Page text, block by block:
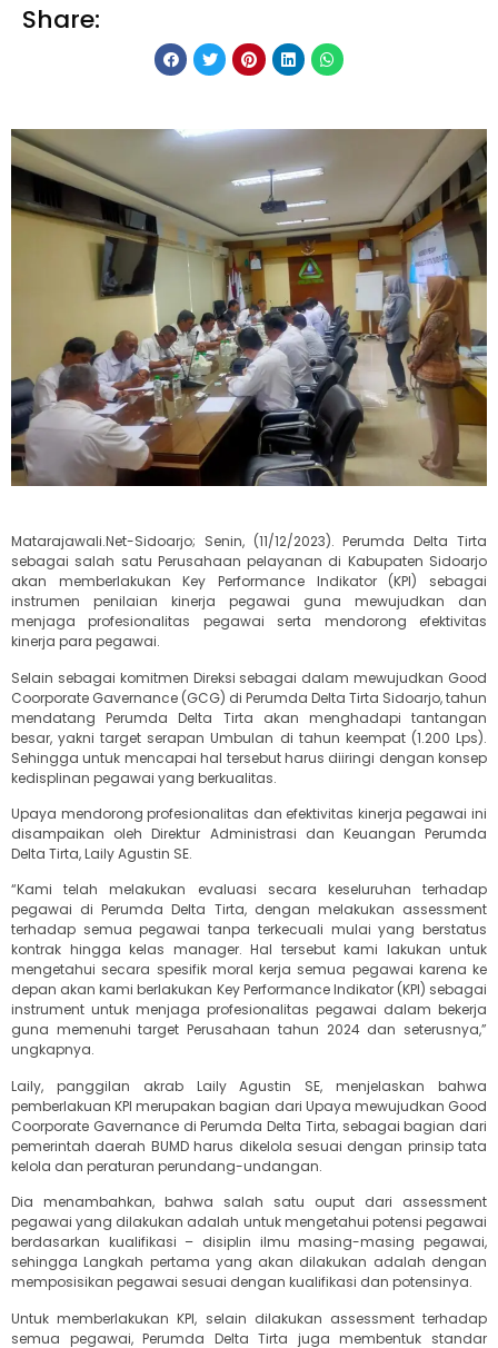
Share:
Matarajawali.Net-Sidoarjo; Senin, (11/12/2023). Perumda Delta Tirta
sebagai salah satu Perusahaan pelayanan di Kabupaten Sidoarjo
akan memberlakukan Key Performance Indikator (KPI) sebagai
instrumen penilaian kinerja pegawai guna mewujudkan dan
menjaga profesionalitas pegawai serta mendorong efektivitas
kinerja para pegawai.
Selain sebagai komitmen Direksi sebagai dalam mewujudkan Good
Coorporate Gavernance (GCG) di Perumda Delta Tirta Sidoarjo, tahun
mendatang Perumda Delta Tirta akan menghadapi tantangan
besar, yakni target serapan Umbulan di tahun keempat (1.200 Lps).
Sehingga untuk mencapai hal tersebut harus diiringi dengan konsep
kedisplinan pegawai yang berkualitas.
Upaya mendorong profesionalitas dan efektivitas kinerja pegawai ini
disampaikan oleh Direktur Administrasi dan Keuangan Perumda
Delta Tirta, Laily Agustin SE.
“Kami telah melakukan evaluasi secara keseluruhan terhadap
pegawai di Perumda Delta Tirta, dengan melakukan assessment
terhadap semua pegawai tanpa terkecuali mulai yang berstatus
kontrak hingga kelas manager. Hal tersebut kami lakukan untuk
mengetahui secara spesifik moral kerja semua pegawai karena ke
depan akan kami berlakukan Key Performance Indikator (KPI) sebagai
instrument untuk menjaga profesionalitas pegawai dalam bekerja
guna memenuhi target Perusahaan tahun 2024 dan seterusnya,”
ungkapnya.
Laily, panggilan akrab Laily Agustin SE, menjelaskan bahwa
pemberlakuan KPI merupakan bagian dari Upaya mewujudkan Good
Coorporate Gavernance di Perumda Delta Tirta, sebagai bagian dari
pemerintah daerah BUMD harus dikelola sesuai dengan prinsip tata
kelola dan peraturan perundang-undangan.
Dia menambahkan, bahwa salah satu ouput dari assessment
pegawai yang dilakukan adalah untuk mengetahui potensi pegawai
berdasarkan kualifikasi – disiplin ilmu masing-masing pegawai,
sehingga Langkah pertama yang akan dilakukan adalah dengan
memposisikan pegawai sesuai dengan kualifikasi dan potensinya.
Untuk memberlakukan KPI, selain dilakukan assessment terhadap
semua pegawai, Perumda Delta Tirta juga membentuk standar